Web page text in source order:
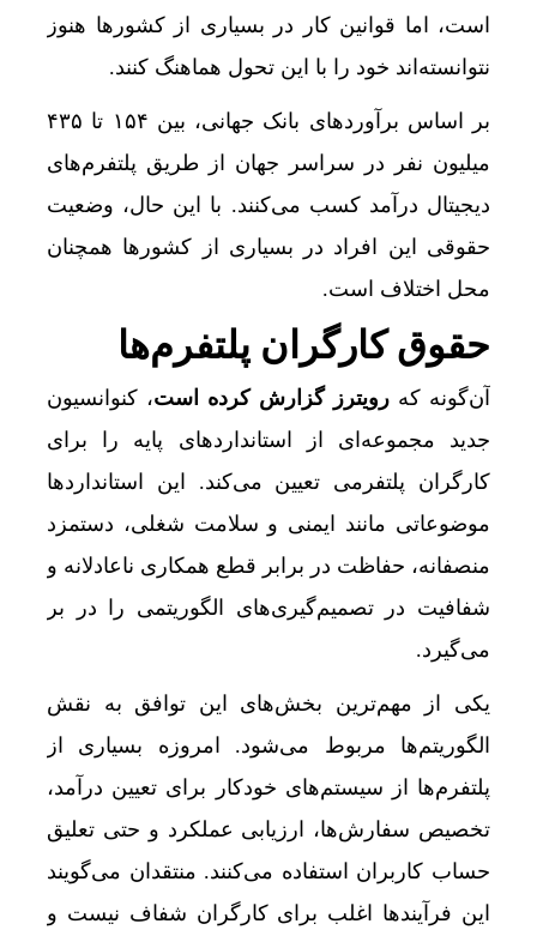
است، اما قوانین کار در بسیاری از کشورها هنوز
نتوانسته‌اند خود را با این تحول هماهنگ کنند.
بر اساس برآوردهای بانک جهانی، بین ۱۵۴ تا ۴۳۵
میلیون نفر در سراسر جهان از طریق پلتفرم‌های
دیجیتال درآمد کسب می‌کنند. با این حال، وضعیت
حقوقی این افراد در بسیاری از کشورها همچنان
محل اختلاف است.
حقوق کارگران پلتفرم‌ها
آن‌گونه که رویترز گزارش کرده است، کنوانسیون
جدید مجموعه‌ای از استانداردهای پایه را برای
کارگران پلتفرمی تعیین می‌کند. این استانداردها
موضوعاتی مانند ایمنی و سلامت شغلی، دستمزد
منصفانه، حفاظت در برابر قطع همکاری ناعادلانه و
شفافیت در تصمیم‌گیری‌های الگوریتمی را در بر
می‌گیرد.
یکی از مهم‌ترین بخش‌های این توافق به نقش
الگوریتم‌ها مربوط می‌شود. امروزه بسیاری از
پلتفرم‌ها از سیستم‌های خودکار برای تعیین درآمد،
تخصیص سفارش‌ها، ارزیابی عملکرد و حتی تعلیق
حساب کاربران استفاده می‌کنند. منتقدان می‌گویند
این فرآیندها اغلب برای کارگران شفاف نیست و